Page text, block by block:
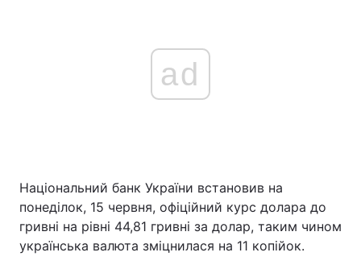
ad
Національний банк України встановив на
понеділок, 15 червня, офіційний курс долара до
гривні на рівні 44,81 гривні за долар, таким чином
українська валюта зміцнилася на 11 копійок.